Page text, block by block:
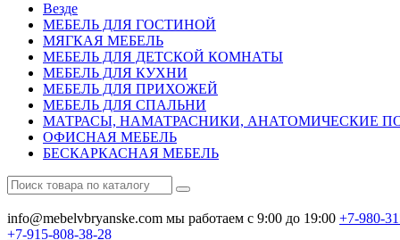
Везде
МЕБЕЛЬ ДЛЯ ГОСТИНОЙ
МЯГКАЯ МЕБЕЛЬ
МЕБЕЛЬ ДЛЯ ДЕТСКОЙ КОМНАТЫ
МЕБЕЛЬ ДЛЯ КУХНИ
МЕБЕЛЬ ДЛЯ ПРИХОЖЕЙ
МЕБЕЛЬ ДЛЯ СПАЛЬНИ
МАТРАСЫ, НАМАТРАСНИКИ, АНАТОМИЧЕСКИЕ
ОФИСНАЯ МЕБЕЛЬ
БЕСКАРКАСНАЯ МЕБЕЛЬ
info@mebelvbryanske.com мы работаем с 9:00 до 19:00 +7-980-
+7-915-808-38-28